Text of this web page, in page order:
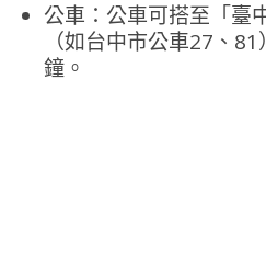
公車：公車可搭至「臺
（如台中市公車27、
鐘。